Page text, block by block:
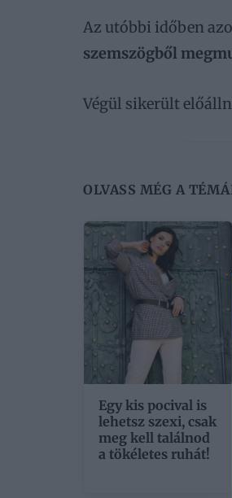
Az utóbbi időben
szemszögből
Végül sikerült
OLVASS MÉG A
Egy kis pocival is
lehetsz szexi, csak
meg kell találnod
a tökéletes ruhát!